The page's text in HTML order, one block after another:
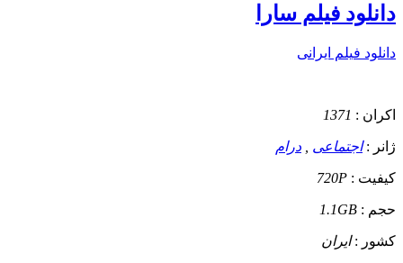
دانلود فیلم سارا
دانلود فیلم ایرانی
اکران : 1371
ژانر :اجتماعی درام
کیفیت : 720P
حجم : 1.1GB
کشور :ایران